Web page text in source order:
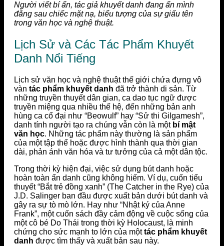
Người viết bí ẩn, tác giả khuyết danh đang ẩn mình
đằng sau chiếc mặt nạ, biểu tượng của sự giấu tên
trong văn học và nghệ thuật.
Lịch Sử và Các Tác Phẩm Khuyết
Danh Nổi Tiếng
Lịch sử văn học và nghệ thuật thế giới chứa đựng vô
vàn tác phẩm khuyết danh đã trở thành di sản. Từ
những truyền thuyết dân gian, ca dao tục ngữ được
truyền miệng qua nhiều thế hệ, đến những bản anh
hùng ca cổ đại như “Beowulf” hay “Sử thi Gilgamesh”,
danh tính người tạo ra chúng vẫn còn là một bí mật
văn học. Những tác phẩm này thường là sản phẩm
của một tập thể hoặc được hình thành qua thời gian
dài, phản ánh văn hóa và tư tưởng của cả một dân tộc.
Trong thời kỳ hiện đại, việc sử dụng bút danh hoặc
hoàn toàn ẩn danh cũng không hiếm. Ví dụ, cuốn tiểu
thuyết “Bắt trẻ đồng xanh” (The Catcher in the Rye) của
J.D. Salinger ban đầu được xuất bản dưới bút danh và
gây ra sự tò mò lớn. Hay như “Nhật ký của Anne
Frank”, một cuốn sách đầy cảm động về cuộc sống của
một cô bé Do Thái trong thời kỳ Holocaust, là minh
chứng cho sức mạnh to lớn của mộttác phẩm khuyết
danh được tìm thấy và xuất bản sau này.